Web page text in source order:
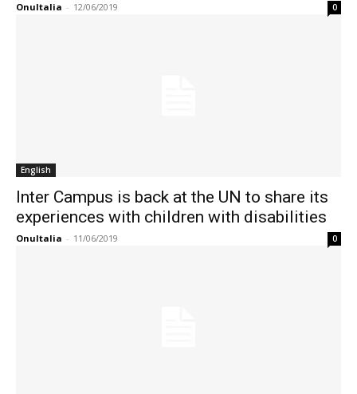
OnuItalia - 12/06/2019 0
English
Inter Campus is back at the UN to share its
experiences with children with disabilities
OnuItalia - 11/06/2019 0